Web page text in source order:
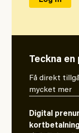
Teckna
Få direkt
mycket mer
Digital